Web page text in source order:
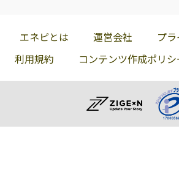
エネピとは 運営会社
プ
利用規約
コンテンツ作成ポリシ